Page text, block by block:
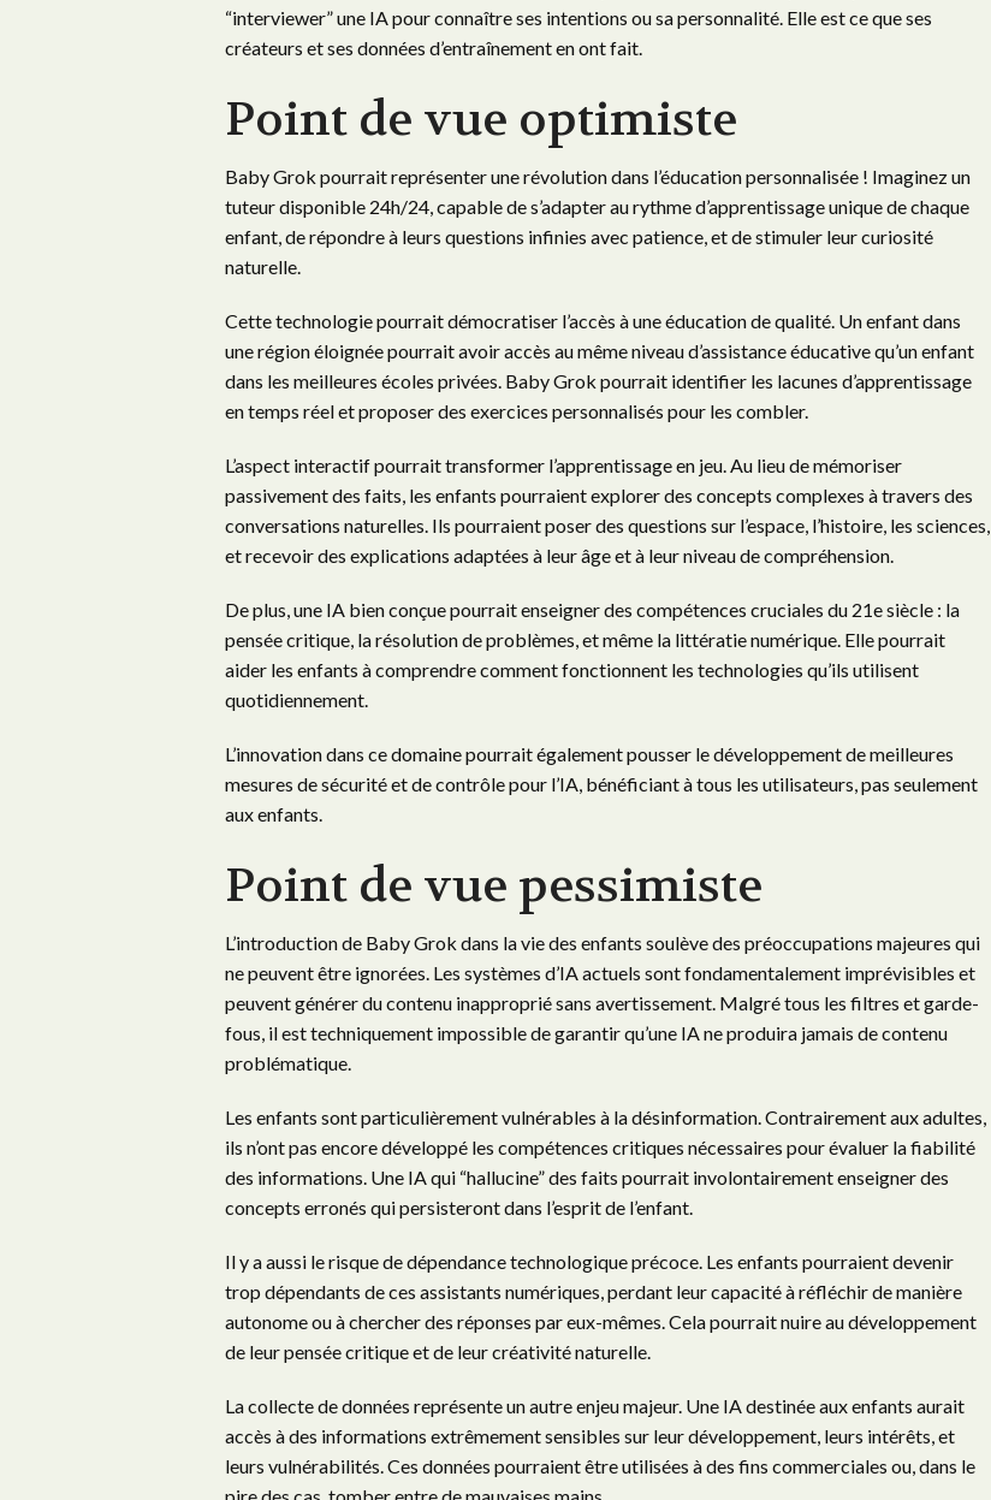
“interviewer” une IA pour connaître ses intentions ou sa personnalité. Elle est ce que ses
créateurs et ses données d’entraînement en ont fait.
Point de vue optimiste
Baby Grok pourrait représenter une révolution dans l’éducation personnalisée ! Imaginez un
tuteur disponible 24h/24, capable de s’adapter au rythme d’apprentissage unique de chaque
enfant, de répondre à leurs questions infinies avec patience, et de stimuler leur curiosité
naturelle.
Cette technologie pourrait démocratiser l’accès à une éducation de qualité. Un enfant dans
une région éloignée pourrait avoir accès au même niveau d’assistance éducative qu’un enfant
dans les meilleures écoles privées. Baby Grok pourrait identifier les lacunes d’apprentissage
en temps réel et proposer des exercices personnalisés pour les combler.
L’aspect interactif pourrait transformer l’apprentissage en jeu. Au lieu de mémoriser
passivement des faits, les enfants pourraient explorer des concepts complexes à travers des
conversations naturelles. Ils pourraient poser des questions sur l’espace, l’histoire, les sciences,
et recevoir des explications adaptées à leur âge et à leur niveau de compréhension.
De plus, une IA bien conçue pourrait enseigner des compétences cruciales du 21e siècle : la
pensée critique, la résolution de problèmes, et même la littératie numérique. Elle pourrait
aider les enfants à comprendre comment fonctionnent les technologies qu’ils utilisent
quotidiennement.
L’innovation dans ce domaine pourrait également pousser le développement de meilleures
mesures de sécurité et de contrôle pour l’IA, bénéficiant à tous les utilisateurs, pas seulement
aux enfants.
Point de vue pessimiste
L’introduction de Baby Grok dans la vie des enfants soulève des préoccupations majeures qui
ne peuvent être ignorées. Les systèmes d’IA actuels sont fondamentalement imprévisibles et
peuvent générer du contenu inapproprié sans avertissement. Malgré tous les filtres et garde-
fous, il est techniquement impossible de garantir qu’une IA ne produira jamais de contenu
problématique.
Les enfants sont particulièrement vulnérables à la désinformation. Contrairement aux adultes,
ils n’ont pas encore développé les compétences critiques nécessaires pour évaluer la fiabilité
des informations. Une IA qui “hallucine” des faits pourrait involontairement enseigner des
concepts erronés qui persisteront dans l’esprit de l’enfant.
Il y a aussi le risque de dépendance technologique précoce. Les enfants pourraient devenir
trop dépendants de ces assistants numériques, perdant leur capacité à réfléchir de manière
autonome ou à chercher des réponses par eux-mêmes. Cela pourrait nuire au développement
de leur pensée critique et de leur créativité naturelle.
La collecte de données représente un autre enjeu majeur. Une IA destinée aux enfants aurait
accès à des informations extrêmement sensibles sur leur développement, leurs intérêts, et
leurs vulnérabilités. Ces données pourraient être utilisées à des fins commerciales ou, dans le